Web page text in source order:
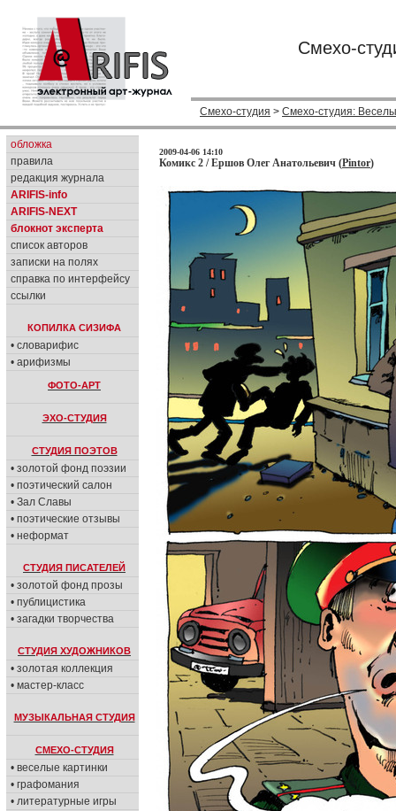
Смехо-
Смехо-студия > Смехо-студия:
обложка
правила
редакция журнала
ARIFIS-info
ARIFIS-NEXT
блокнот эксперта
список авторов
записки на полях
справка по интерфейсу
ссылки
КОПИЛКА СИЗИФА
• словарифис
• арифизмы
ФОТО-АРТ
ЭХО-СТУДИЯ
СТУДИЯ ПОЭТОВ
• золотой фонд поэзии
• поэтический салон
• Зал Славы
• поэтические отзывы
• неформат
СТУДИЯ ПИСАТЕЛЕЙ
• золотой фонд прозы
• публицистика
• загадки творчества
СТУДИЯ ХУДОЖНИКОВ
• золотая коллекция
• мастер-класс
МУЗЫКАЛЬНАЯ СТУДИЯ
СМЕХО-СТУДИЯ
• веселые картинки
• графомания
• литературные игры
2009-04-06 14:10
Комикс 2 / Ершов Олег Анатольевич (Pintor)